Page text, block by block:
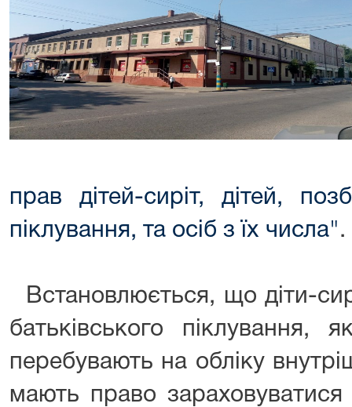
прав дітей-сиріт, дітей,
піклування, та осіб з їх числа".
Встановлюється, що діти-
батьківського піклування,
перебувають на обліку
мають право зараховуватися